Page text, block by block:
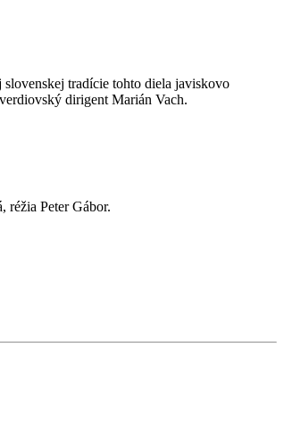
tradície tohto diela javiskovo
dirigent Marián Vach.
réžia Peter Gábor.